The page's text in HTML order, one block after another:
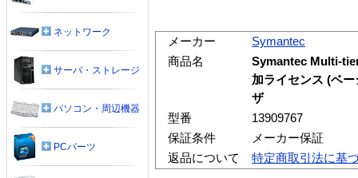
メーカー
Symantec
商品名
Symantec Multi-
加ライセンス (ベ
ザ
型番
13909767
保証条件
メーカー保証
返品について
特定商取引法に基
ネットワーク
サーバ・ストレージ
パソコン・周辺機器
PCパーツ